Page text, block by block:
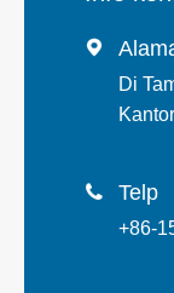

Di
 Telp
+86-